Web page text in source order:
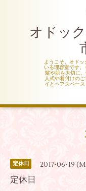
オドッ
ようこそ、オド
いる理容室です
髪や肌を大切に
人式や着付けの
イとヘアスペー
定休日 2017-06-19
定休日